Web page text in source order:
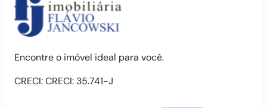
Encontre o imóvel ideal para você.
CRECI: CRECI: 35.741-J